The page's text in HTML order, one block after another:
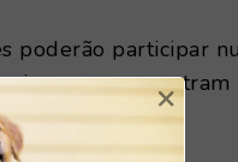
poderão participar
que se encontram
Branco.
×